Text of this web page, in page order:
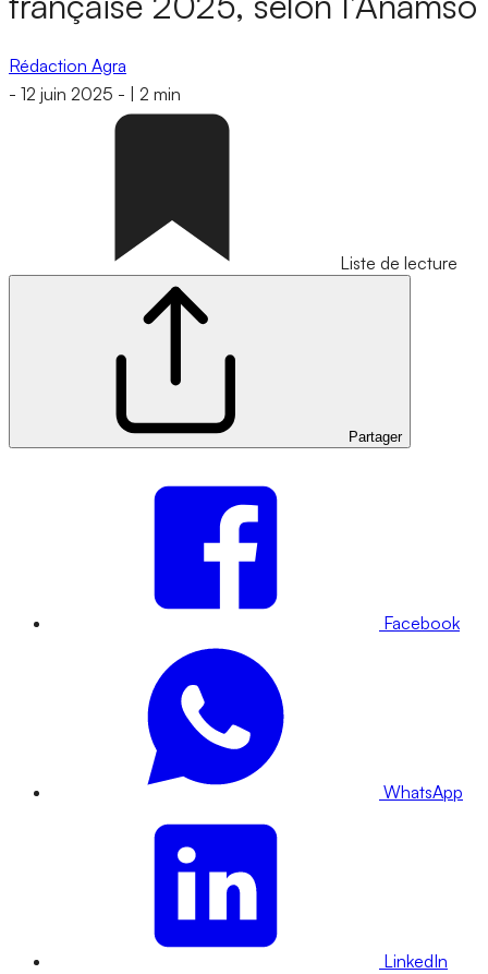
Rédaction Agra
- 12 juin 2025 - 2 min
Liste de lecture
Partager
Facebook
WhatsApp
LinkedIn